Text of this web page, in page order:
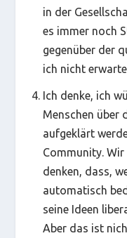
in der
es immer noch
gegenüber der
ich nicht
Ich denke, ich
Menschen über
aufgeklärt
Community.
denken, dass,
automatisch
seine Ideen
Aber das ist